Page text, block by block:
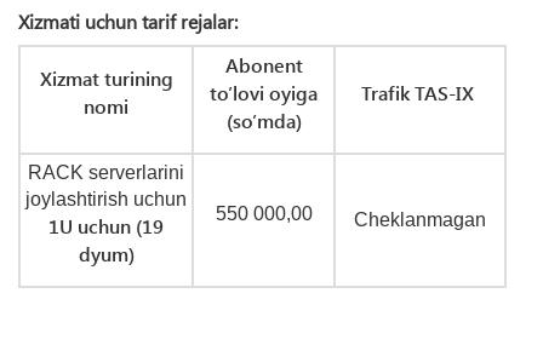
Xizmati uchun tarif rejalar:
Xizmat turining
nomi
Abonent
to’lovi oyiga
(so’mda)
Trafik TAS-IX
RACK serverlarini
joylashtirish uchun
1U uchun (19
dyum)
550 000,00 Cheklanmagan